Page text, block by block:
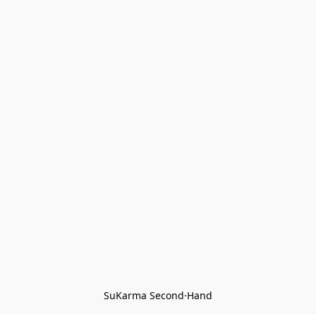
SuKarma Second·Hand